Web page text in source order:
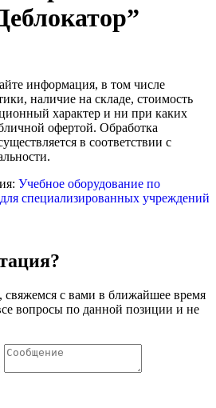
информация, в том числе
наличие на складе, стоимость
характер и ни при каких
офертой. Обработка
в соответствии с
Учебное оборудование по
специализированных учреждений
свяжемся с вами в ближайшее время
вопросы по данной позиции и не